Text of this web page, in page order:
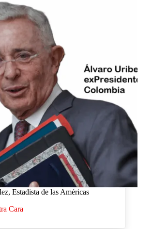
Estadista de las Américas
Cara